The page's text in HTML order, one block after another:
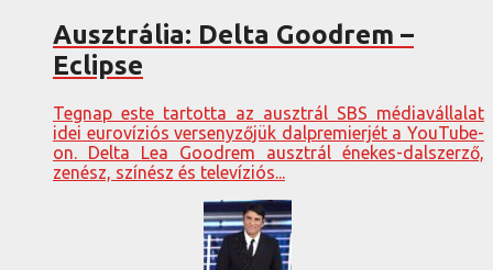
Ausztrália: Delta Goodrem –
Eclipse
Tegnap este tartotta az ausztrál SBS médiavállalat
idei eurovíziós versenyzőjük dalpremierjét a YouTube-
on. Delta Lea Goodrem ausztrál énekes-dalszerző,
zenész, színész és televíziós...